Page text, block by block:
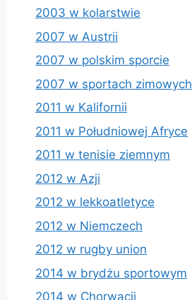
2003 w kolarstwie
2007 w Austrii
2007 w polskim sporcie
2007 w sportach zimowych
2011 w Kalifornii
2011 w Południowej Afryce
2011 w tenisie ziemnym
2012 w Azji
2012 w lekkoatletyce
2012 w Niemczech
2012 w rugby union
2014 w brydżu sportowym
2014 w Chorwacji